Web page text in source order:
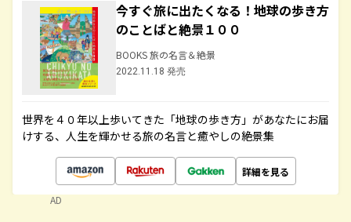
今すぐ旅に出たくなる！地球の歩き方
のことばと絶景１００
BOOKS 旅の名言＆絶景
2022.11.18 発売
世界を４０年以上歩いてきた「地球の歩き方」があなたにお届
けする、人生を輝かせる旅の名言と癒やしの絶景集
詳細を見る
AD